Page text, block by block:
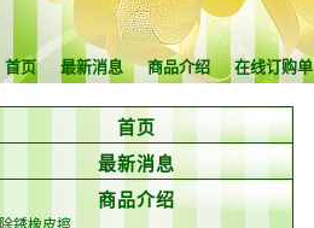
首页 最新消息 商品介绍 在线订购单
首页
最新消息
商品介绍